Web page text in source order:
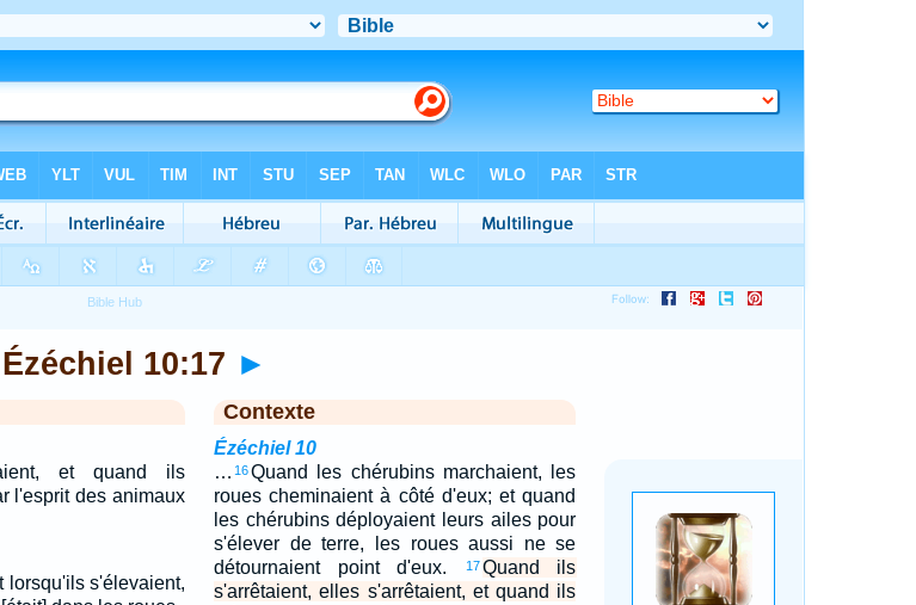
Ézéchiel 10:17 ►
et quand ils
l'esprit des animaux
lorsqu'ils s'élevaient,
Contexte
Ézéchiel 10
… 16Quand les chérubins marchaient, les
roues cheminaient à côté d'eux; et quand
les chérubins déployaient leurs ailes pour
s'élever de terre, les roues aussi ne se
détournaient point d'eux.
17Quand ils
s'arrêtaient, elles s'arrêtaient, et quand ils